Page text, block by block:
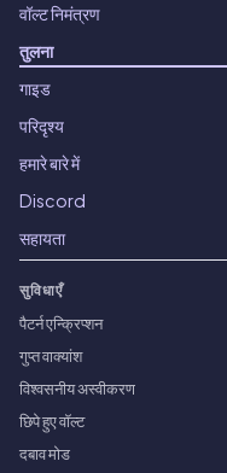
वॉल्ट निमंत्रण
तुलना
गाइड
परिदृश्य
हमारे बारे में
Discord
सहायता
सुविधाएँ
पैटर्न एन्क्रिप्शन
गुप्त वाक्यांश
विश्वसनीय अस्वीकरण
छिपे हुए वॉल्ट
दबाव मोड